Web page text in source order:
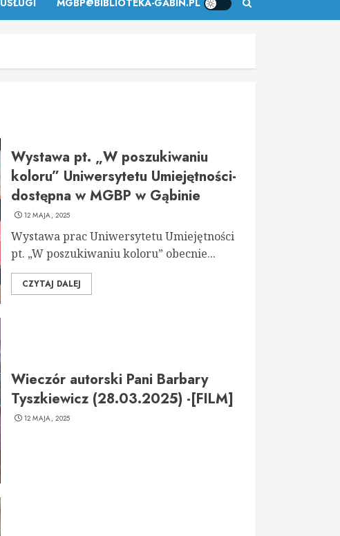
USŁUGI MGBP@BIBLIOTEKA-GABIN.PL
Wystawa pt. „W poszukiwaniu
koloru” Uniwersytetu Umiejętności-
dostępna w MGBP w Gąbinie
12 MAJA, 2025
Wystawa prac Uniwersytetu Umiejętności
pt. „W poszukiwaniu koloru” obecnie...
CZYTAJ DALEJ
Wieczór autorski Pani Barbary
Tyszkiewicz (28.03.2025) -[FILM]
12 MAJA, 2025